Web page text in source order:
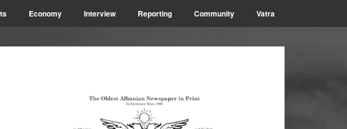
Economy Interview Reporting Community Vatra